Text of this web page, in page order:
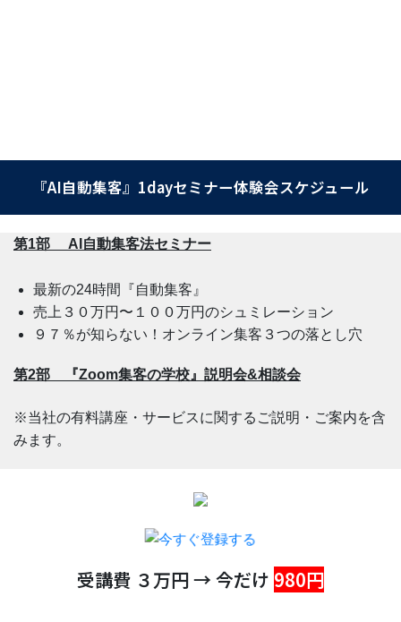
『AI自動集客』1dayセミナー体験会スケジュール
第1部 AI自動集客法セミナー
最新の24時間『自動集客』
売上３０万円〜１００万円のシュミレーション
９７％が知らない！オンライン集客３つの落とし穴
第2部 『Zoom集客の学校』説明会&相談会
※当社の有料講座・サービスに関するご説明・ご案内を含
みます。
受講費 ３万円 → 今だけ 980円